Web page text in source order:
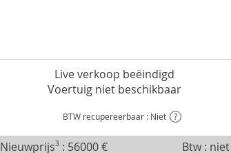
Live verkoop beëindigd
Voertuig niet beschikbaar
BTW recupereerbaar : Niet ?
Nieuwprijs3 : 56000 € Btw : niet